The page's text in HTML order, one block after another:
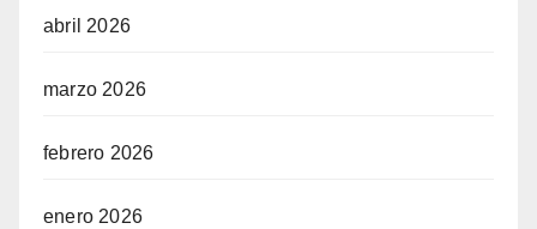
abril 2026
marzo 2026
febrero 2026
enero 2026